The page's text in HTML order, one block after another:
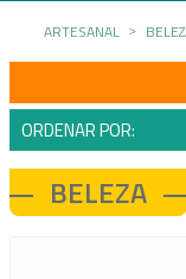
ARTESANAL
ORDENAR POR:
BELEZA